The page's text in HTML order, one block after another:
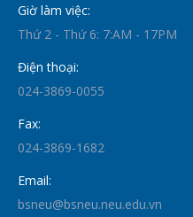
Giờ làm việc:
Thứ 2 - Thứ 6: 7:AM - 17PM
Điện thoại:
024-3869-0055
Fax:
024-3869-1682
Email:
bsneu@bsneu.neu.edu.vn